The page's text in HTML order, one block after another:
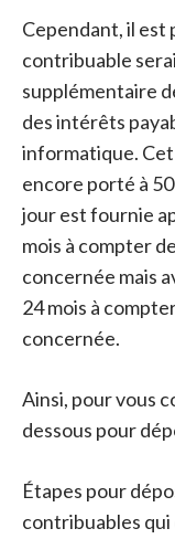
Cependant, il
contribuable
supplémentaire
des intérêts
informatique.
encore porté à
jour est fournie
mois à compter
concernée mais
24 mois à
concernée.
Ainsi, pour vous
dessous pour
Étapes pour
contribuables